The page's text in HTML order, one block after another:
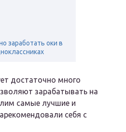
заработать оки в
достаточно много
зарабатывать на
самые лучшие и
себя с